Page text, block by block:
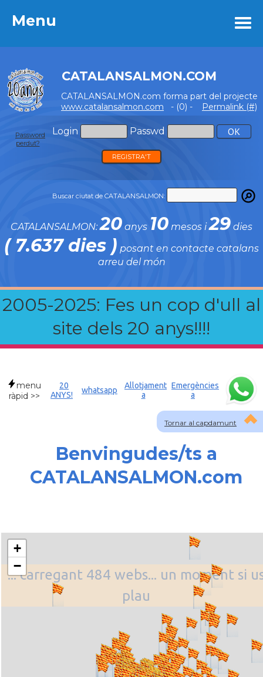
Menu
CATALANSALMON.COM
CATALANSALMON.com forma part del projecte
www.catalansalmon.com - (0) - Permalink (#)
Login Passwd
Password
perdut?
REGISTRA'T
Buscar ciutat de CATALANSALMON:
CATALANSALMON:20 anys 10 mesos i29 dies
( 7.637 dies ) posant en contacte catalans
arreu del món
2005-2025: Fes un cop d'ull al
site dels 20 anys!!!!
Menu
Tornar al capdamunt
menu
ràpid >>
20
ANYS!
whatsapp
Allotjament
a
Emergències
a
Benvingudes/ts a
CATALANSALMON.com
... carregant 484 webs... un moment si
plau
+
−